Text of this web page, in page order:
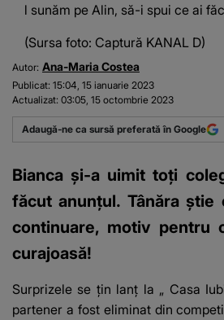
l sunăm pe Alin, să-i spui ce ai
(Sursa foto: Captură KANAL D)
Autor: Ana-Maria Costea
Publicat: 15:04, 15 ianuarie 2023
Actualizat: 03:05, 15 octombrie 2023
Adaugă-ne ca sursă preferată în Google
Bianca și-a uimit toți
făcut anunțul. Tânăra
continuare, motiv pentru
curajoasă!
Surprizele se țin lanț la „ Casa
partener a fost eliminat din